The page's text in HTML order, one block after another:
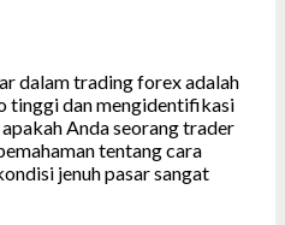
dalam trading forex adalah
tinggi dan mengidentifikasi
Anda seorang trader
tentang cara
jenuh pasar sangat